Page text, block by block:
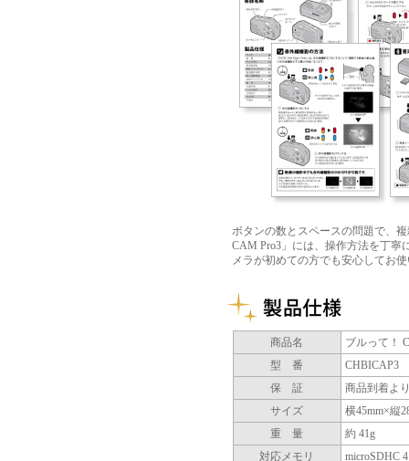
ボタンの数とスペースの問題で、
CAM Pro3」には、操作方法を丁寧
メラが初めての方でも安心してお
商品名
ブルって！
型 番
CHBICAP3
保 証
商品到着よ
サイズ
横45mm×縦
重 量
約 41g
対応メモリ
microSDHC